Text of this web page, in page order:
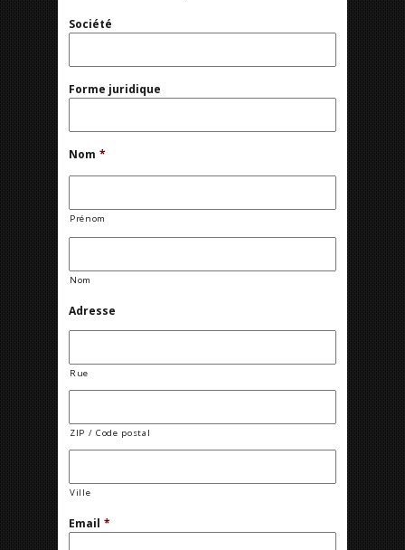
Société
Forme juridique
Nom *
Prénom
Nom
Adresse
Rue
ZIP / Code postal
Ville
Email *